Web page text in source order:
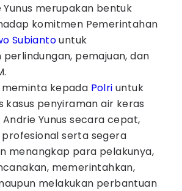
merupakan bentuk
komitmen Pemerintahan
Subiantountuk
pemajuan, dan
meminta kepada Polri untuk
kasus penyiraman air keras
Yunus secara cepat,
serta segera
menangkap para pelakunya,
memerintahkan,
melakukan perbantuan